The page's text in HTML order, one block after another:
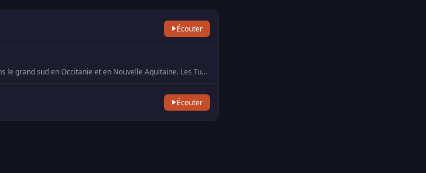
Écouter
Musique et infos locales. Ecoutez 100% partout dans le grand sud en Occitanie et en Nouvelle Aquitaine. Les Tubes et …
Écouter